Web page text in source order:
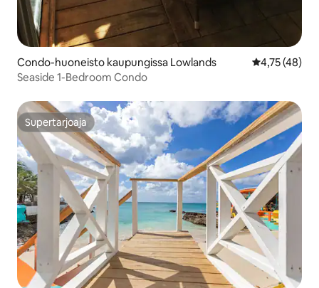
Condo-huoneisto kaupungissa Lowlands
4,75 (48)
Seaside 1-Bedroom Condo
Supertarjoaja
Supertarjoaja